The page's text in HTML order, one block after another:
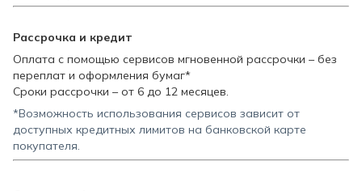
Рассрочка и кредит
Оплата с помощью сервисов мгновенной рассрочки – без
переплат и оформления бумаг*
Сроки рассрочки – от 6 до 12 месяцев.
*Возможность использования сервисов зависит от
доступных кредитных лимитов на банковской карте
покупателя.